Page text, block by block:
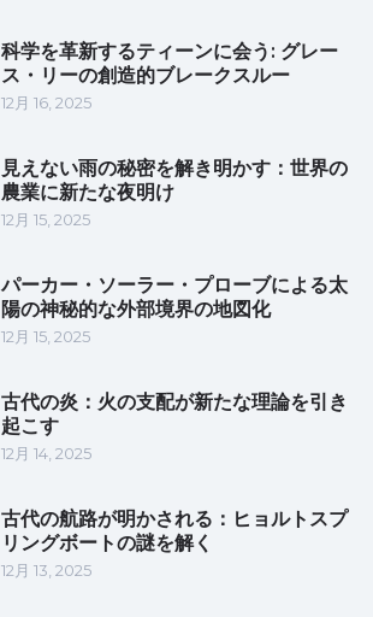
科学を革新するティーンに会う: グレー
ス・リーの創造的ブレークスルー
12月 16, 2025
見えない雨の秘密を解き明かす：世界の
農業に新たな夜明け
12月 15, 2025
パーカー・ソーラー・プローブによる太
陽の神秘的な外部境界の地図化
12月 15, 2025
古代の炎：火の支配が新たな理論を引き
起こす
12月 14, 2025
古代の航路が明かされる：ヒョルトスプ
リングボートの謎を解く
12月 13, 2025